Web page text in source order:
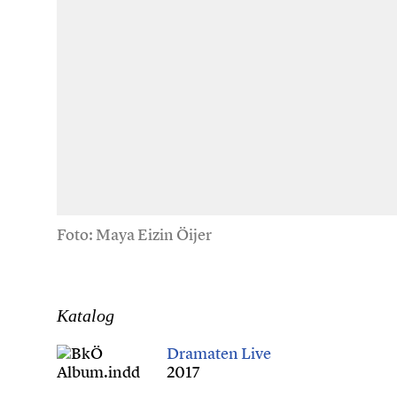
Foto: Maya Eizin Öijer
Katalog
Dramaten Live
2017